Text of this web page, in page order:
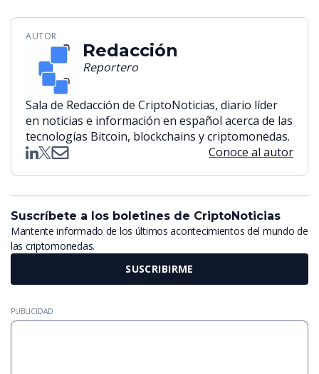
AUTOR
Redacción
Reportero
Sala de Redacción de CriptoNoticias, diario líder
en noticias e información en español acerca de las
tecnologías Bitcoin, blockchains y criptomonedas.
Conoce al autor
Suscríbete a los boletines de CriptoNoticias
Mantente informado de los últimos acontecimientos del mundo de
las criptomonedas.
SUSCRIBIRME
PUBLICIDAD